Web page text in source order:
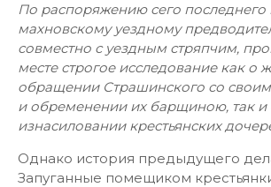
По распоряжению сего
махновскому уездному
совместно с уездным стряпчим,
месте строгое исследование как о
обращении Страшинского со
и обременении их барщиною, так и
изнасиловании крестьянских
Однако история предыдущего
Запуганные помещиком